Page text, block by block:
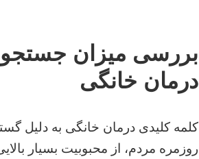
بررسی میزان جستجو
درمان خانگی
کلمه کلیدی درمان خانگی به دلیل
روزمره مردم، از محبوبیت بسیار